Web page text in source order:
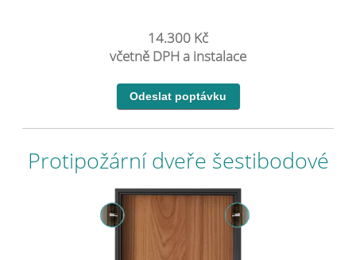
14.300 Kč
včetně DPH a instalace
Protipožární dveře šestibodové